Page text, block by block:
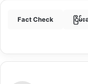
Fact Check ငြိမ်